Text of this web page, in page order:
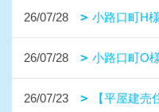
26/07/28 小路口町H
26/07/28 小路口町O
26/07/23
【平屋建